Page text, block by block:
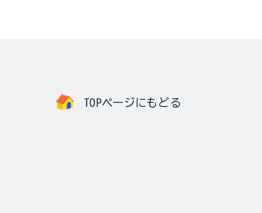
TOPページにもどる